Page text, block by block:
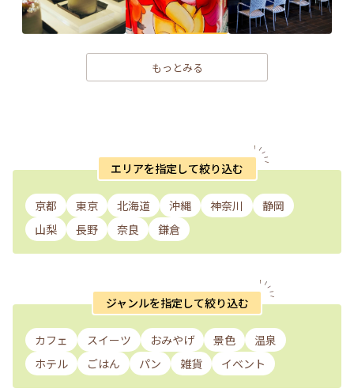
もっとみる
エリアを指定して絞り込む
京都 東京 北海道 沖縄 神奈川
静岡
山梨
長野 奈良 鎌倉
ジャンルを指定して絞り込む
カフェ スイーツ おみやげ 景色
温泉
ホテル
ごはん パン 雑貨 イベント